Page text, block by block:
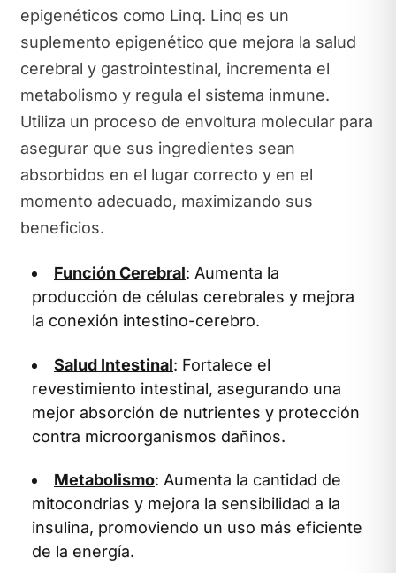
epigenéticos como Linq. Linq es un
suplemento epigenético que mejora la salud
cerebral y gastrointestinal, incrementa el
metabolismo y regula el sistema inmune.
Utiliza un proceso de envoltura molecular para
asegurar que sus ingredientes sean
absorbidos en el lugar correcto y en el
momento adecuado, maximizando sus
beneficios.
Función Cerebral: Aumenta la
producción de células cerebrales y mejora
la conexión intestino-cerebro.
Salud Intestinal: Fortalece el
revestimiento intestinal, asegurando una
mejor absorción de nutrientes y protección
contra microorganismos dañinos.
Metabolismo: Aumenta la cantidad de
mitocondrias y mejora la sensibilidad a la
insulina, promoviendo un uso más eficiente
de la energía.